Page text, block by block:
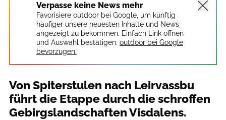
Verpasse keine News mehr
Favorisiere outdoor bei Google, um künftig
häufiger unsere neuesten Inhalte und News
angezeigt zu bekommen. Einfach Link öffnen
und Auswahl bestätigen: outdoor bei Google
bevorzugen.
​Von Spiterstulen nach Leirvassbu
führt die Etappe durch die schroffen
Gebirgslandschaften Visdalens.